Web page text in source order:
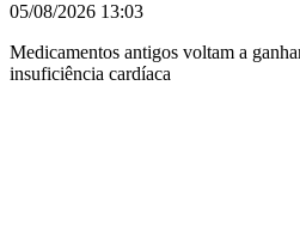
05/08/2026 13:03
Medicamentos antigos voltam a
insuficiência cardíaca